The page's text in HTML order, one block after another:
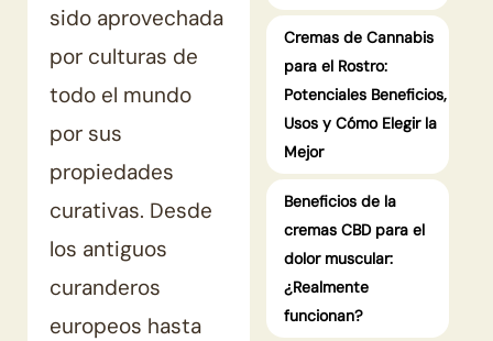
sido aprovechada
por culturas de
todo el mundo
por sus
propiedades
curativas. Desde
los antiguos
curanderos
europeos hasta
Cremas de Cannabis
para el Rostro:
Potenciales Beneficios,
Usos y Cómo Elegir la
Mejor
Beneficios de la
cremas CBD para el
dolor muscular:
¿Realmente
funcionan?